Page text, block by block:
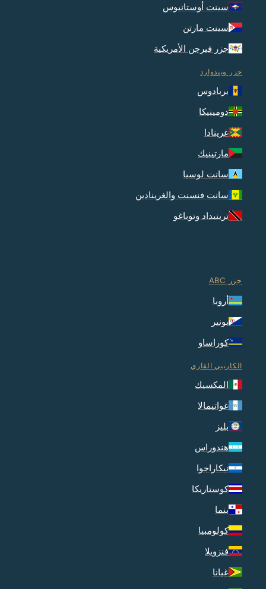
سينت أوستاتيوس
سينت مارتن
جزر فيرجن الأمريكية
جزر ويندوارد
بربادوس
دومينيكا
غرينادا
مارتينيك
سانت لوسيا
سانت فنسنت والغرينادين
ترينيداد وتوباغو
جزر ABC
أروبا
بونير
كوراساو
الكاريبي القاري
المكسيك
غواتيمالا
بليز
هندوراس
نيكاراجوا
كوستاريكا
بنما
كولومبيا
فنزويلا
غيانا